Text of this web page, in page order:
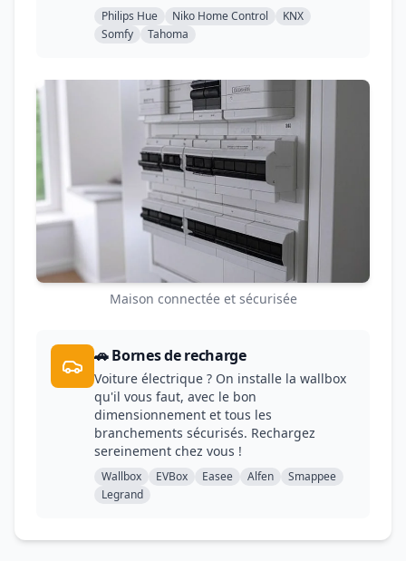
Philips Hue Niko Home Control
KNX
Somfy
Tahoma
Maison connectée et sécurisée
🚗 Bornes de recharge
Voiture électrique ? On installe la wallbox
qu'il vous faut, avec le bon
dimensionnement et tous les
branchements sécurisés. Rechargez
sereinement chez vous !
Wallbox EVBox Easee Alfen
Smappee
Legrand